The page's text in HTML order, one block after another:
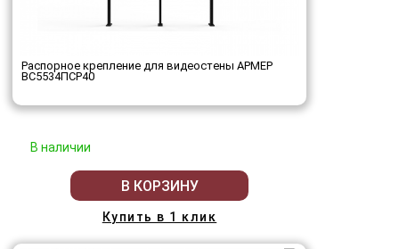
Распорное крепление для видеостены АРМЕР
ВС5534ПСР40
В наличии
В КОРЗИНУ
Купить в 1 клик